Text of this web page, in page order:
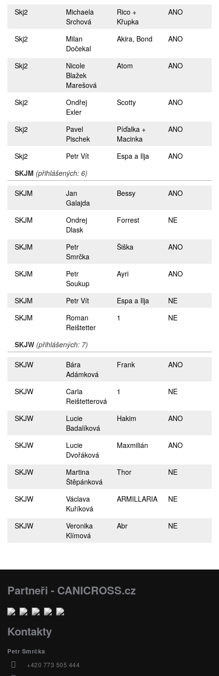
Skj2
Michaela
Srchová
Rico +
Křupka
ANO
Skj2
Milan
Dočekal
Akira, Bond ANO
Skj2
Nicole
Blažek
Marešová
Atom ANO
Skj2
Ondřej
Exler
Scotty ANO
Skj2
Pavel
Pischek
Píďalka +
Macinka
ANO
Skj2 Petr Vít Espa a Ilja
ANO
SKJM (přihlášených: 6)
SKJM
Jan
Galajda
Bessy ANO
SKJM
Ondrej
Dlask
Forrest NE
SKJM
Petr
Smrčka
Šiška ANO
SKJM
Petr
Soukup
Ayri ANO
SKJM Petr Vít Espa a Ilja
NE
SKJM
Roman
Reištetter
1 NE
SKJW (přihlášených: 7)
SKJW
Bára
Adámková
Frank ANO
SKJW
Carla
Reištetterová
1 NE
SKJW
Lucie
Badalíková
Hakim ANO
SKJW
Lucie
Dvořáková
Maxmilián ANO
SKJW
Martina
Štěpánková
Thor NE
SKJW
Václava
Kuříková
ARMILLARIA NE
SKJW
Veronika
Klímová
Abr NE
Partneři - CANICROSS.cz
Kontakty
Petr Smrčka
+420 773 505 444